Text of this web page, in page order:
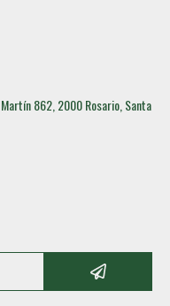
862, 2000 Rosario, Santa